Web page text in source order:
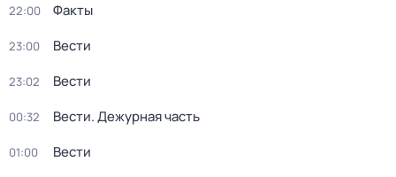
22:00 Факты
23:00 Вести
23:02 Вести
00:32 Вести. Дежурная часть
01:00 Вести